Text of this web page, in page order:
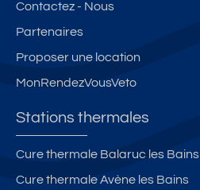
Contactez - Nous
Partenaires
Proposer une location
MonRendezVousVeto
Stations thermales
Cure thermale Balaruc les Bains
Cure thermale Avène les Bains